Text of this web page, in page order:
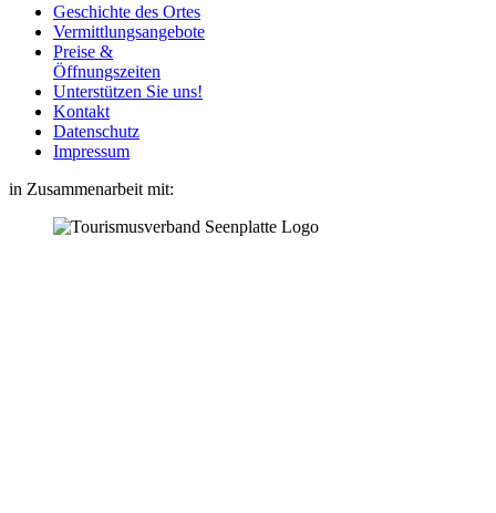
Geschichte des Ortes
Vermittlungsangebote
Preise &
Öffnungszeiten
Unterstützen Sie uns!
Kontakt
Datenschutz
Impressum
in Zusammenarbeit mit: